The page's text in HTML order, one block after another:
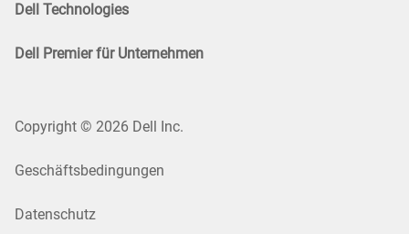
Dell Technologies
Dell Premier für Unternehmen
Copyright © 2026 Dell Inc.
Geschäftsbedingungen
Datenschutz